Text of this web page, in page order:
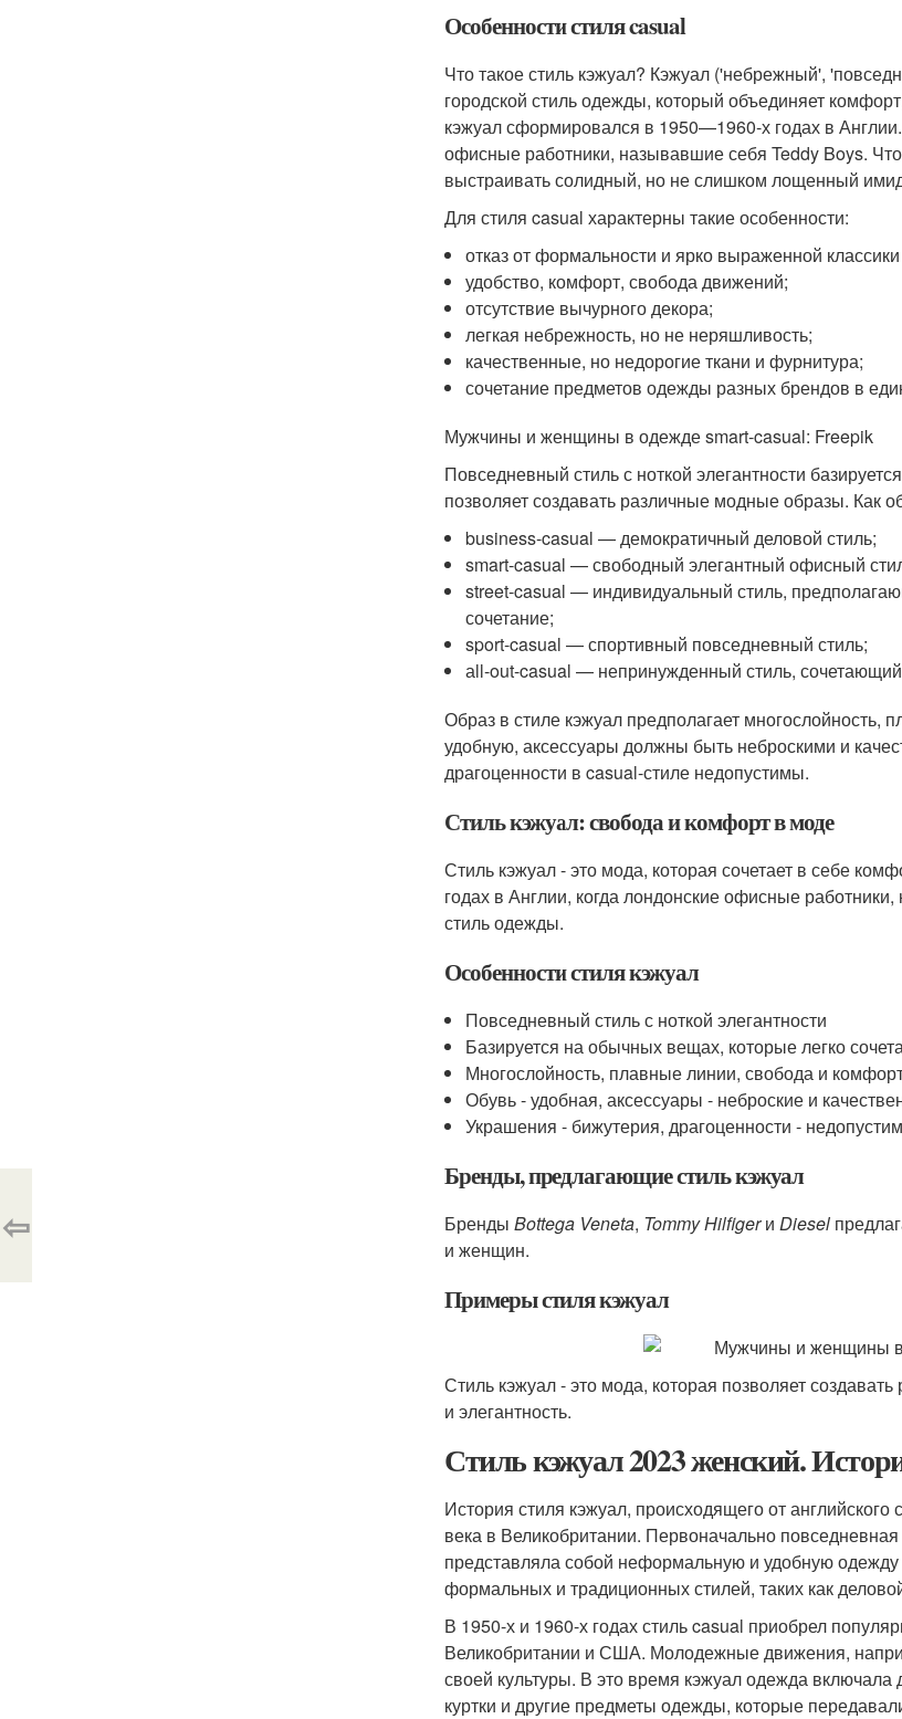
Особенности стиля casual
Что такое стиль кэжуал? Кэжуал ('небрежный',
городской стиль одежды, который объединяет
кэжуал сформировался в 1950—1960-х годах в
офисные работники, называвшие себя Teddy Boys.
выстраивать солидный, но не слишком лощенный
Для стиля casual характерны такие особенности:
отказ от формальности и ярко выраженной
удобство, комфорт, свобода движений;
отсутствие вычурного декора;
легкая небрежность, но не неряшливость;
качественные, но недорогие ткани и фурнитура;
сочетание предметов одежды разных брендов в
Мужчины и женщины в одежде smart-casual: Freepik
Повседневный стиль с ноткой элегантности
позволяет создавать различные модные образы. Как
business-casual — демократичный деловой стиль;
smart-casual — свободный элегантный офисный
street-casual — индивидуальный стиль,
сочетание;
sport-casual — спортивный повседневный стиль;
аll-out-casual — непринужденный стиль,
Образ в стиле кэжуал предполагает
удобную, аксессуары должны быть неброскими и
драгоценности в casual-стиле недопустимы.
Стиль кэжуал: свобода и комфорт в моде
Стиль кэжуал - это мода, которая сочетает в себе
годах в Англии, когда лондонские офисные
стиль одежды.
Особенности стиля кэжуал
Повседневный стиль с ноткой элегантности
Базируется на обычных вещах, которые легко
Многослойность, плавные линии, свобода и
Обувь - удобная, аксессуары - неброские и
Украшения - бижутерия, драгоценности -
Бренды, предлагающие стиль кэжуал
Бренды Bottega Veneta, Tommy Hilfigerи Diesel
и женщин.
Примеры стиля кэжуал
Стиль кэжуал - это мода, которая позволяет
и элегантность.
Стиль кэжуал 2023 женский.
История стиля кэжуал, происходящего от
века в Великобритании. Первоначально
представляла собой неформальную и удобную
формальных и традиционных стилей, таких как
В 1950-х и 1960-х годах стиль casual приобрел
Великобритании и США. Молодежные движения,
своей культуры. В это время кэжуал одежда
куртки и другие предметы одежды, которые
⇦